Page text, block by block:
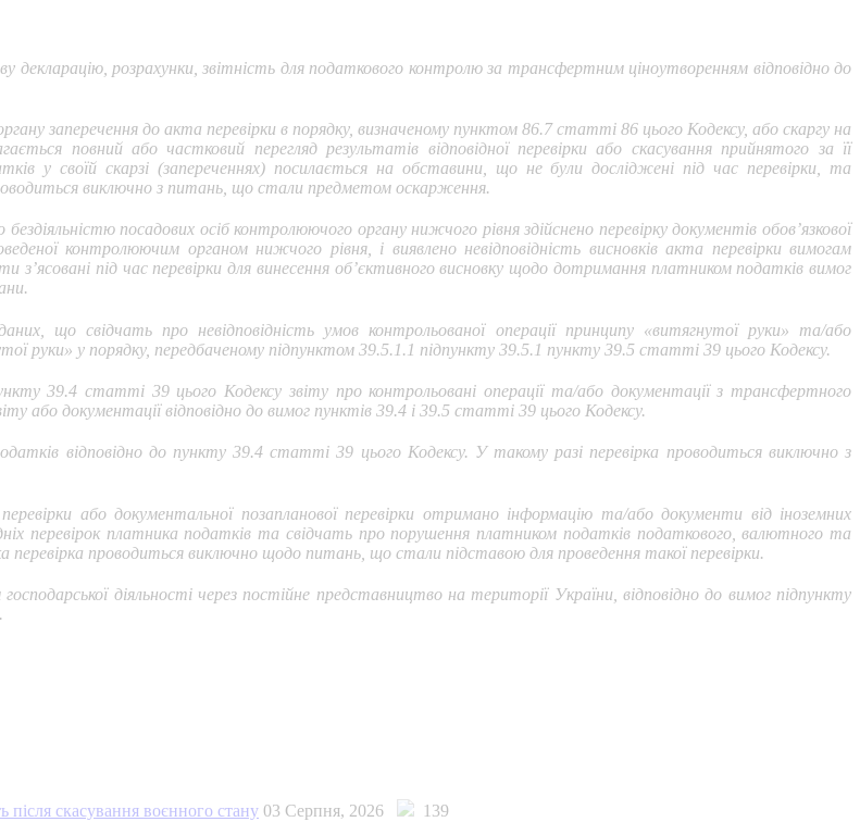
розрахунки, звітність для податкового контролю за трансфертним ціноутворенням відповідно до
заперечення до акта перевірки в порядку, визначеному пунктом 86.7 статті 86 цього Кодексу, або скаргу на
повний або частковий перегляд результатів відповідної перевірки або скасування прийнятого за її
у своїй скарзі (запереченнях) посилається на обставини, що не були досліджені під час перевірки, та
виключно з питань, що стали предметом оскарження.
посадових осіб контролюючого органу нижчого рівня здійснено перевірку документів обов’язкової
контролюючим органом нижчого рівня, і виявлено невідповідність висновків акта перевірки вимогам
з’ясовані під час перевірки для винесення об’єктивного висновку щодо дотримання платником податків вимог
що свідчать про невідповідність умов контрольованої операції принципу «витягнутої руки» та/або
руки» у порядку, передбаченому підпунктом 39.5.1.1 підпункту 39.5.1 пункту 39.5 статті 39 цього Кодексу.
39.4 статті 39 цього Кодексу звіту про контрольовані операції та/або документації з трансфертного
або документації відповідно до вимог пунктів 39.4 і 39.5 статті 39 цього Кодексу.
відповідно до пункту 39.4 статті 39 цього Кодексу. У такому разі перевірка проводиться виключно з
або документальної позапланової перевірки отримано інформацію та/або документи від іноземних
перевірок платника податків та свідчать про порушення платником податків податкового, валютного та
проводиться виключно щодо питань, що стали підставою для проведення такої перевірки.
діяльності через постійне представництво на території України, відповідно до вимог підпункту
скасування воєнного стану 03 Серпня, 2026
139